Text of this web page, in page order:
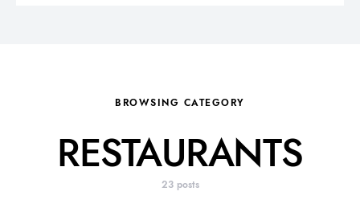
BROWSING CATEGORY
RESTAURANTS
23 posts